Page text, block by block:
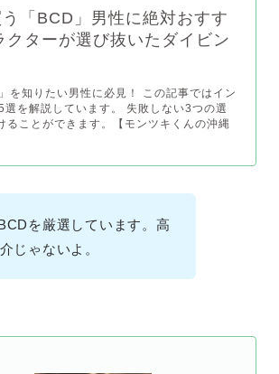
「BCD」男性に絶対おすす
ターが選び抜いたダイビン
を知りたい男性に必見！ この記事ではイン
を解説しています。 失敗しない3つの選
ることができます。【モンツキくんの沖縄
を厳選しています。高
じゃないよ。